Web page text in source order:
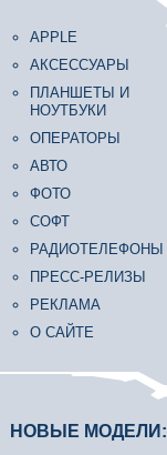
APPLE
АКСЕССУАРЫ
ПЛАНШЕТЫ И
НОУТБУКИ
ОПЕРАТОРЫ
АВТО
ФОТО
СОФТ
РАДИОТЕЛЕФОНЫ
ПРЕСС-РЕЛИЗЫ
РЕКЛАМА
О САЙТЕ
НОВЫЕ МОДЕЛИ: